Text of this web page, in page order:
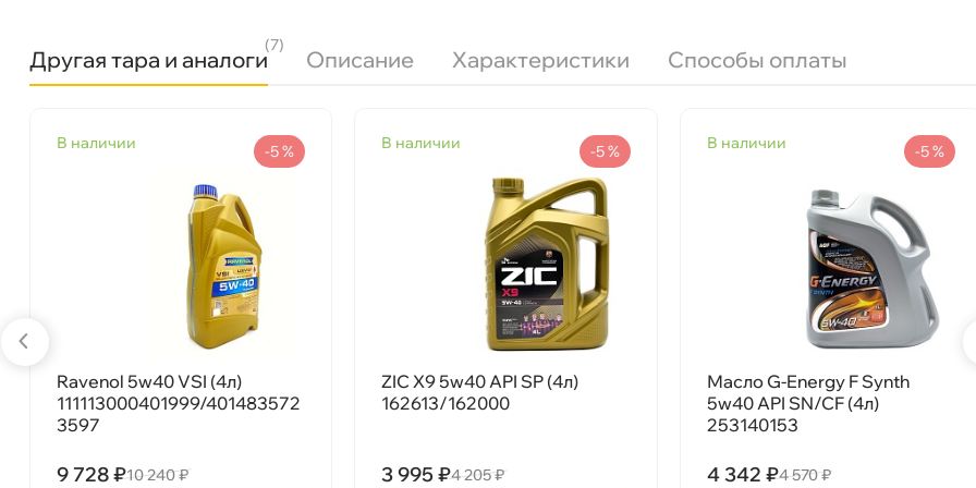
Другая тара и аналоги
(7)
Описание Характеристики Способы оплаты
Ravenol 5w40 VSI (4л)
111113000401999/401483572
3597
наличии
9 728 ₽
-5 %
10 240 ₽
ZIC X9 5w40 API SP (4л)
162613/162000
наличии
3 995 ₽
-5 %
4 205 ₽
Масло G-Energy F Synth
5w40 API SN/CF (4л)
253140153
наличии
4 342 ₽
-5 %
4 570 ₽
Бренд
Синтетика
MB 229.5, VW 502 00 / 505 00, BMW LL-01
АСЕА А3/В3/B4
4л
104256/109775/111858/112432
Двигатель
MOTUL 8100 X-cess gen2 SAE 5W-40 4л 111858/112432